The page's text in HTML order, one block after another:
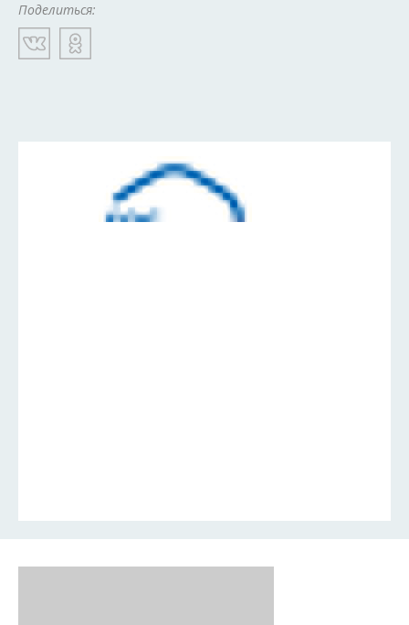
Поделиться: